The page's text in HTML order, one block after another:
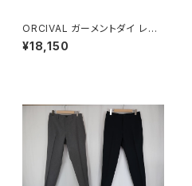
ORCIVAL ガーメントダイ レギ
ュラーカラー半袖シャツ MEN
¥18,150